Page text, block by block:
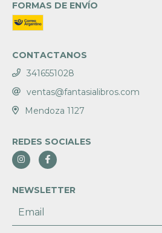
FORMAS DE ENVÍO
CONTACTANOS
3416551028
ventas@fantasialibros.com
Mendoza 1127
REDES SOCIALES
NEWSLETTER